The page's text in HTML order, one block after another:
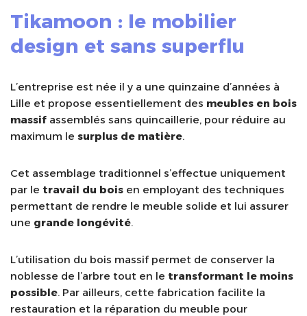
Tikamoon : le mobilier
design et sans superflu
L’entreprise est née il y a une quinzaine d’années à
Lille et propose essentiellement des meubles en bois
massif assemblés sans quincaillerie, pour réduire au
maximum le surplus de matière.
Cet assemblage traditionnel s’effectue uniquement
par le travail du bois en employant des techniques
permettant de rendre le meuble solide et lui assurer
une grande longévité.
L’utilisation du bois massif permet de conserver la
noblesse de l’arbre tout en le transformant le moins
possible. Par ailleurs, cette fabrication facilite la
restauration et la réparation du meuble pour